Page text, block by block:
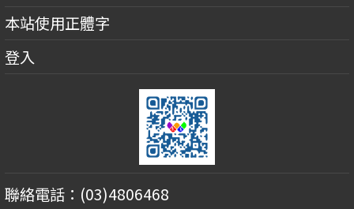
本站使用正體字
登入
聯絡電話：(03)4806468